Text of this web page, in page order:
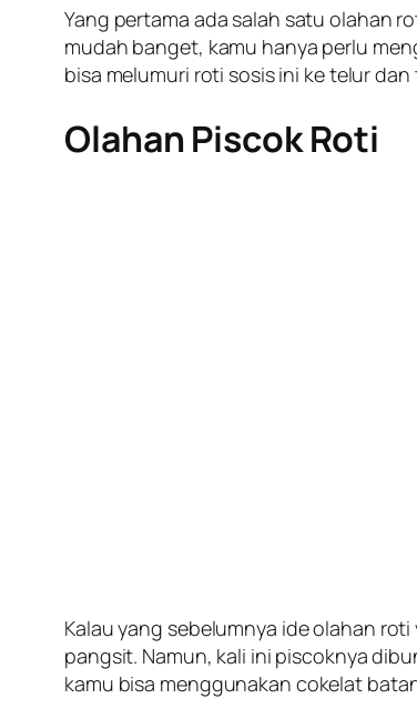
Yang pertama ada salah satu olahan
mudah banget, kamu hanya perlu
bisa melumuri roti sosis ini ke telur
Olahan Piscok Roti
Kalau yang sebelumnya ide olahan
pangsit. Namun, kali ini piscoknya
kamu bisa menggunakan cokelat